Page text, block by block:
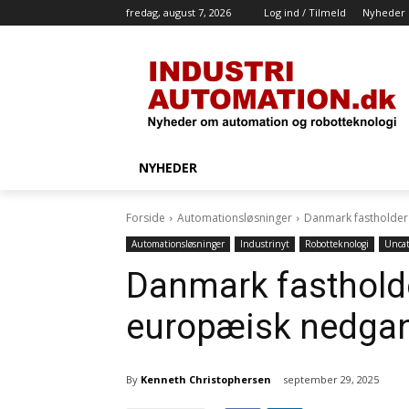
fredag, august 7, 2026 Log ind / Tilmeld Nyheder
NYHEDER
Forside Automationsløsninger Danmark
Automationsløsninger Industrinyt Robotteknologi
Danmark
europæisk
By Kenneth Christophersen september 29, 2025